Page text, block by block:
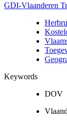
GDI-Vlaanderen
Keywords
DOV